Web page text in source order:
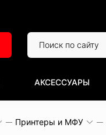
АКСЕССУАРЫ
Принтеры и МФУ